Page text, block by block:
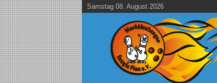
Samstag 08. August 2026